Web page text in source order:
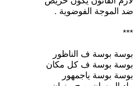
ضد الموجة الفوضوية .
***
بوسة بوسة ف الناظور
بوسة بوسة ف كل مكان
بوسة بوسة ياجمهور